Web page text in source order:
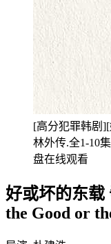
[高分犯罪韩剧][
林外传.全1-10
盘在线观看
好或坏的东载
the Good or